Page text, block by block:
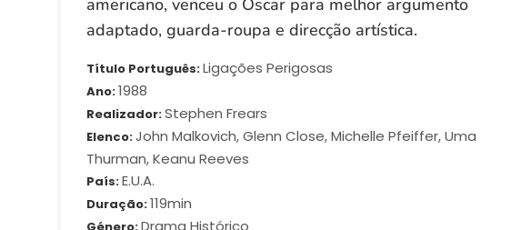
americano, venceu o Óscar para melhor argumento
adaptado, guarda-roupa e direcção artística.
Título Português Ligações Perigosas
Ano 1988
Realizador Stephen Frears
Elenco John Malkovich, Glenn Close, Michelle Pfeiffer, Uma
Thurman, Keanu Reeves
País E.U.A.
Duração 119min
Drama Histórico